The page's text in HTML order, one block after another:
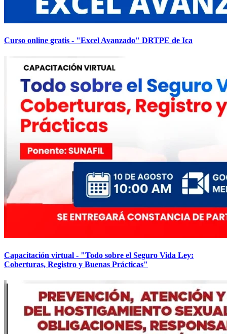
Curso online gratis - "Excel Avanzado" DRTPE de Ica
Capacitación virtual - "Todo sobre el Seguro Vida Ley:
Coberturas, Registro y Buenas Prácticas"